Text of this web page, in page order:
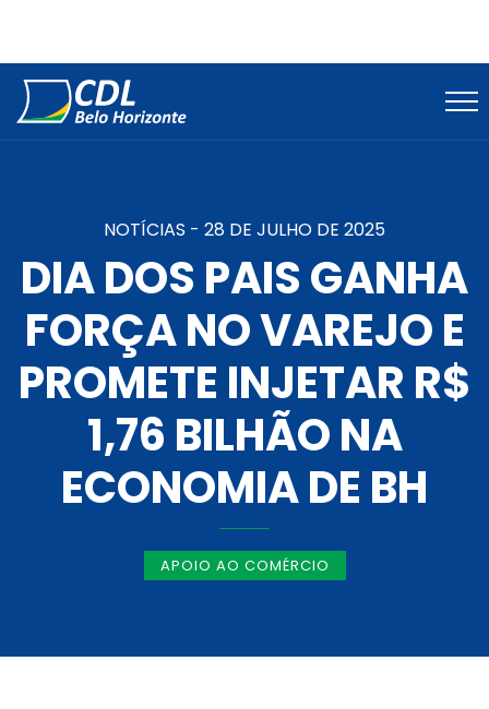
NOTÍCIAS - 28 DE JULHO DE 2025
DIA DOS PAIS GANHA
FORÇA NO VAREJO E
PROMETE INJETAR R$
1,76 BILHÃO NA
ECONOMIA DE BH
APOIO AO COMÉRCIO